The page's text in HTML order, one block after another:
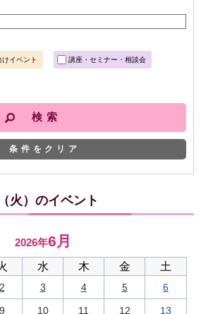
イベント 講座・セミナー・相談会
条件をクリア
火）のイベント
2026年6月
水 木 金 土
2 3 4 5 6
9 10 11 12 13